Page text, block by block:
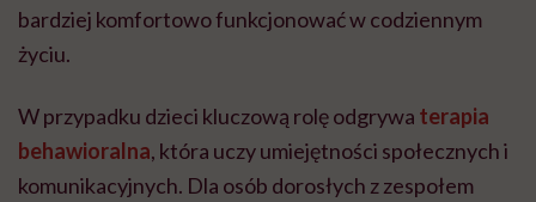
bardziej komfortowo funkcjonować w codziennym
życiu.
W przypadku dzieci kluczową rolę odgrywa terapia
behawioralna, która uczy umiejętności społecznych i
komunikacyjnych. Dla osób dorosłych z zespołem